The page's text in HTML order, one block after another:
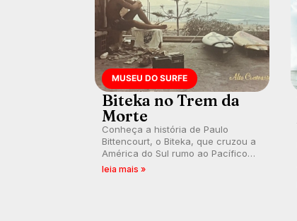
MUSEU DO SURFE
Biteka no Trem da
Morte
Conheça a história de Paulo
Bittencourt, o Biteka, que cruzou a
América do Sul rumo ao Pacífico
em uma jornada que se tornou um
leia mais »